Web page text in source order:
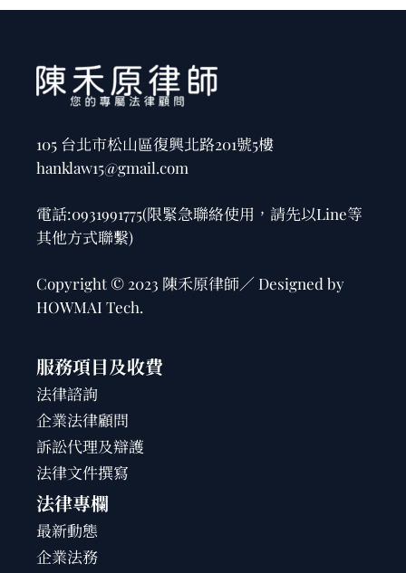
105 台北市松山區復興北路201號5樓
hanklaw15@gmail.com
電話:0931991775(限緊急聯絡使用，請先以Line等
其他方式聯繫)
Copyright © 2023 陳禾原律師／ Designed by
HOWMAI Tech.
服務項目及收費
法律諮詢
企業法律顧問
訴訟代理及辯護
法律文件撰寫
法律專欄
最新動態
企業法務